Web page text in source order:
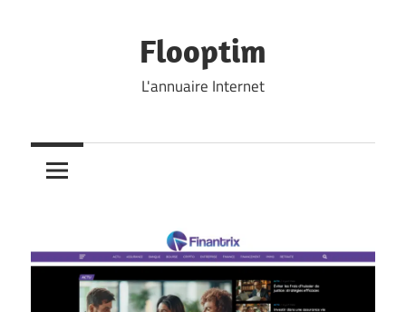
Flooptim
L'annuaire Internet